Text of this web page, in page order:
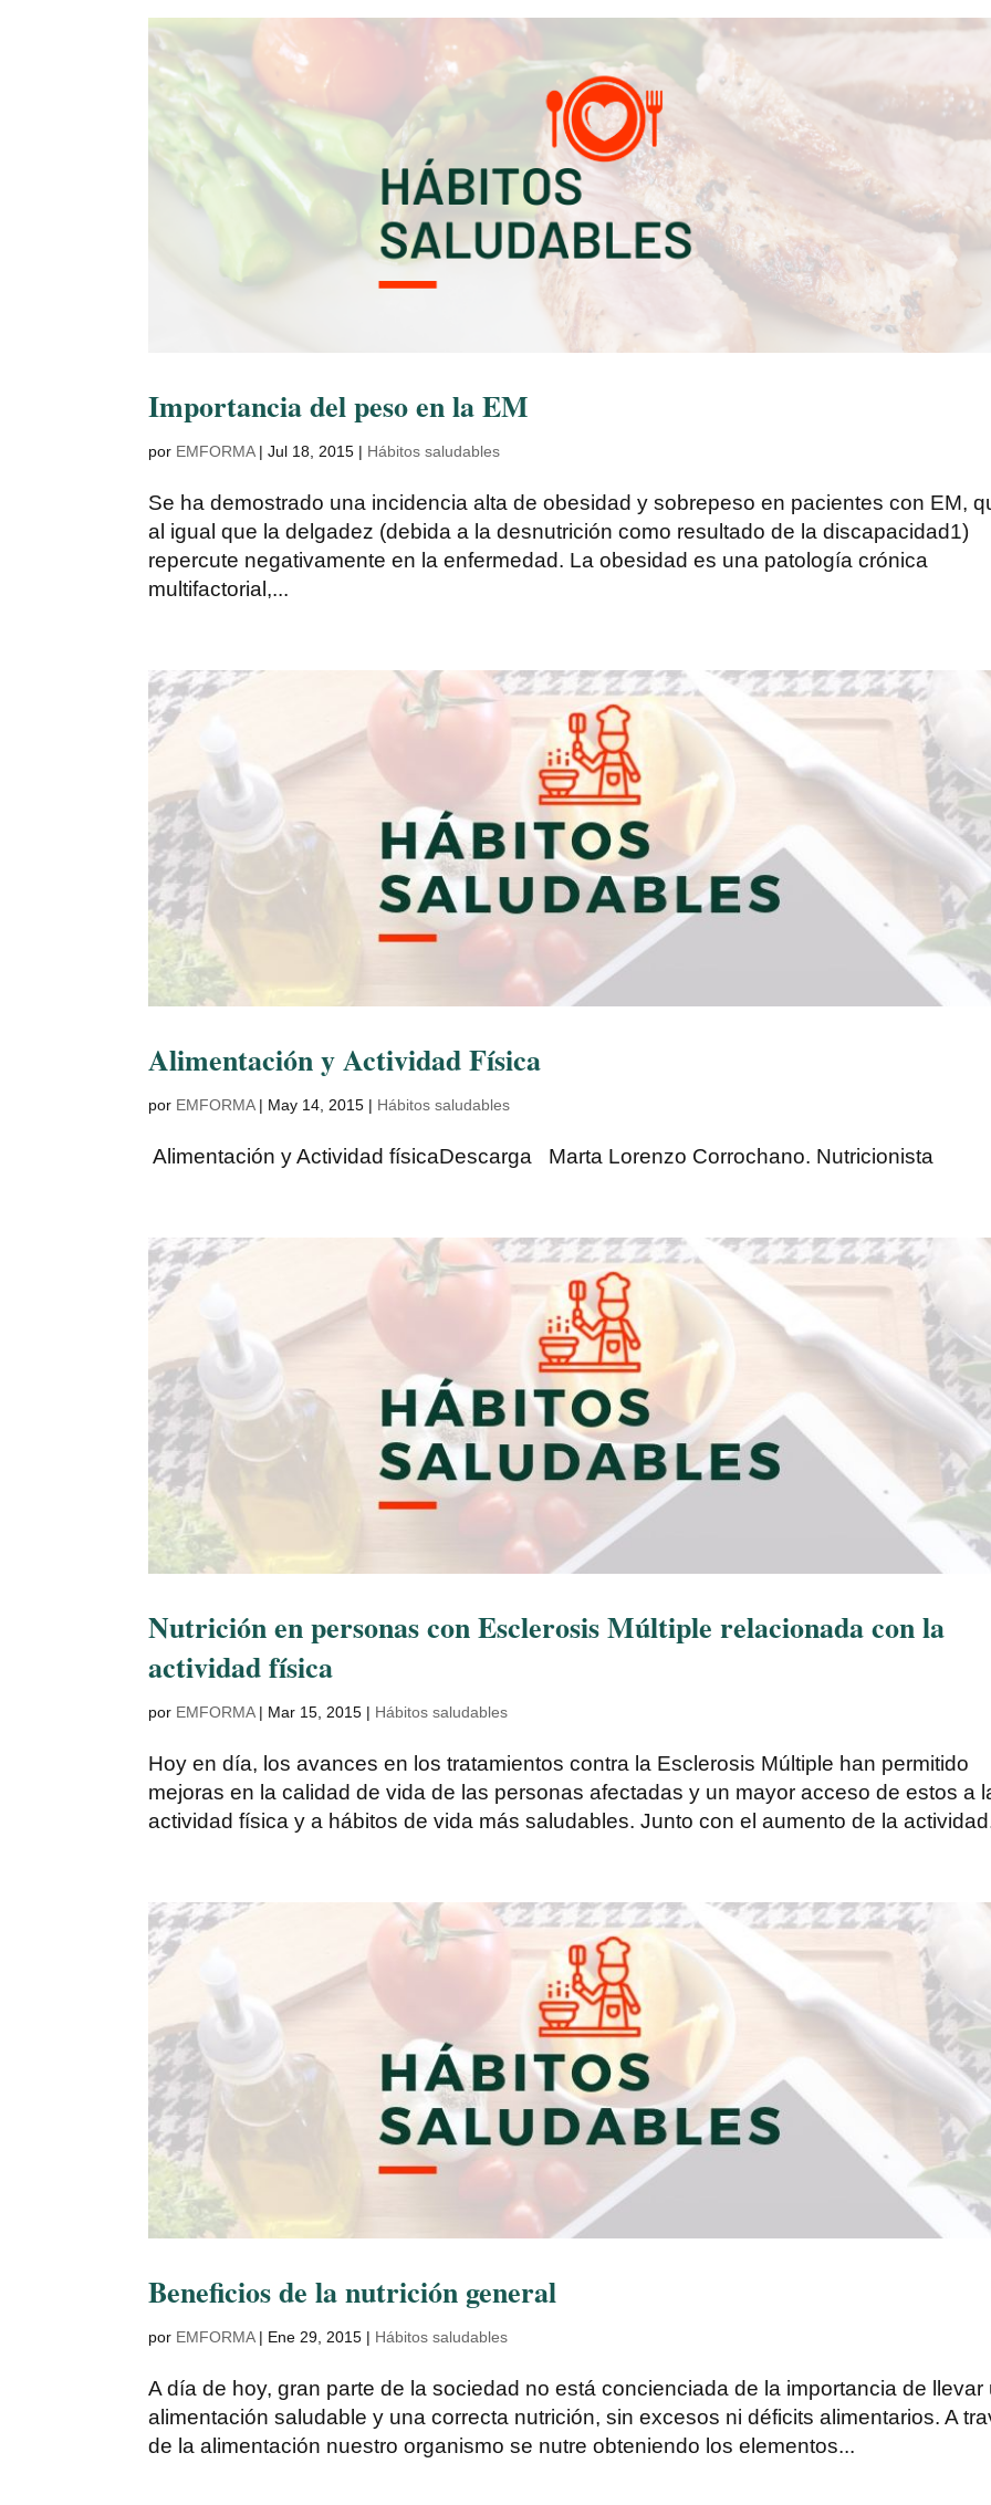
Importancia del peso en la EM
por EMFORMA|Jul 18, 2015 | Hábitos saludables
Se ha demostrado una incidencia alta de obesidad y sobrepeso en pacientes con EM,
al igual que la delgadez (debida a la desnutrición como resultado de la discapacidad1)
repercute negativamente en la enfermedad. La obesidad es una patología crónica
multifactorial,...
Alimentación y Actividad Física
por EMFORMA| May 14, 2015 | Hábitos saludables
Alimentación y Actividad físicaDescarga Marta Lorenzo Corrochano. Nutricionista
Nutrición en personas con Esclerosis Múltiple relacionada con la
actividad física
por EMFORMA| Mar 15, 2015 | Hábitos saludables
Hoy en día, los avances en los tratamientos contra la Esclerosis Múltiple han permitido
mejoras en la calidad de vida de las personas afectadas y un mayor acceso de estos a
actividad física y a hábitos de vida más saludables. Junto con el aumento de la
Beneficios de la nutrición general
por EMFORMA| Ene 29, 2015 | Hábitos saludables
A día de hoy, gran parte de la sociedad no está concienciada de la importancia de llevar
alimentación saludable y una correcta nutrición, sin excesos ni déficits alimentarios. A
de la alimentación nuestro organismo se nutre obteniendo los elementos...